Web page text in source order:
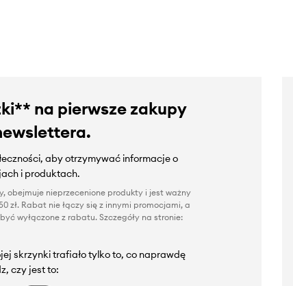
na pierwsze zakupy
aby otrzymywać informacje o
i produktach.
obejmuje nieprzecenione produkty i jest ważny
zł. Rabat nie łączy się z innymi promocjami, a
wyłączone z rabatu. Szczegóły na stronie:
skrzynki trafiało tylko to, co naprawdę
czy jest to: